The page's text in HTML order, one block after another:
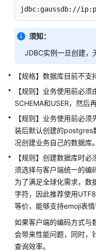
户
指
南
开
发
指
南
发
指
南
（分
布
式
_V2.0-
开
发
指
jdbc:gaussdb://
须知：
JDBC实例一旦创建，
【规格】数据库目前不支
【规则】业务使用前必须
SCHEMA和USER，然后
【规则】业务使用前必
装后默认创建的postgres
况创建业务自己的数据库。
【规则】创建数据库时
须选择与客户端统一的编
为了满足全球化需求，数
字符，因此推荐使用
等价，能够支持emoji表情
如果客户端的编码方式与
会带来性能问题，同时，
查询效率。